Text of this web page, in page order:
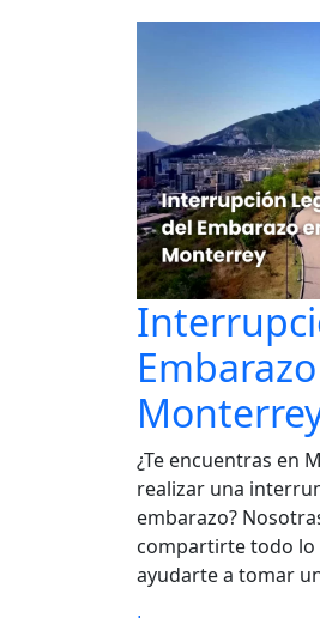
¿Te encuentras en
realizar una
embarazo?
compartirte todo lo
ayudarte a tomar